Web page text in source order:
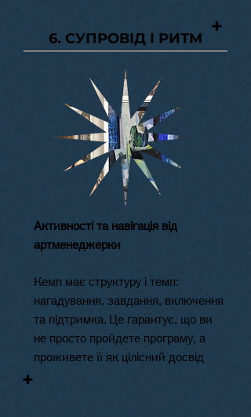
6. СУПРОВІД І РИТМ
+
Активності та навігація від
артменеджерки
Кемп має структуру і темп:
нагадування, завдання, включення
та підтримка. Це гарантує, що ви
не просто пройдете програму, а
проживете її як цілісний досвід
+